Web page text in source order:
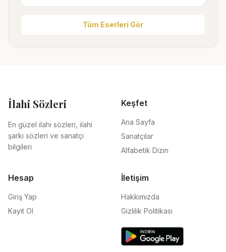
Tüm Eserleri Gör
İlahi Sözleri
En güzel ilahi sözleri, ilahi
şarkı sözleri ve sanatçı
bilgileri
Keşfet
Ana Sayfa
Sanatçılar
Alfabetik Dizin
Hesap
Giriş Yap
Kayıt Ol
İletişim
Hakkımızda
Gizlilik Politikası